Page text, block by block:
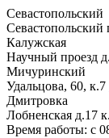
Севастопольский
Севастопольский
Калужская
Научный проезд
Мичуринский
Удальцова, 60, к.7
Дмитровка
Лобненская д.17
Время работы: с